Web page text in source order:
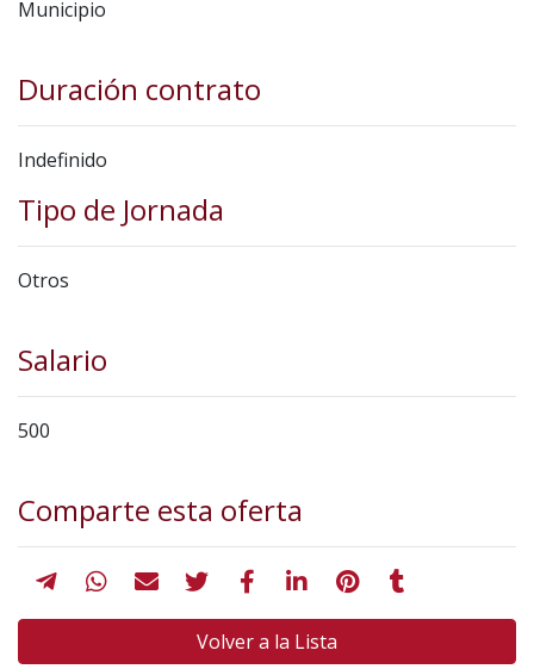
Municipio
Duración contrato
Indefinido
Tipo de Jornada
Otros
Salario
500
Comparte esta oferta
Volver a la Lista